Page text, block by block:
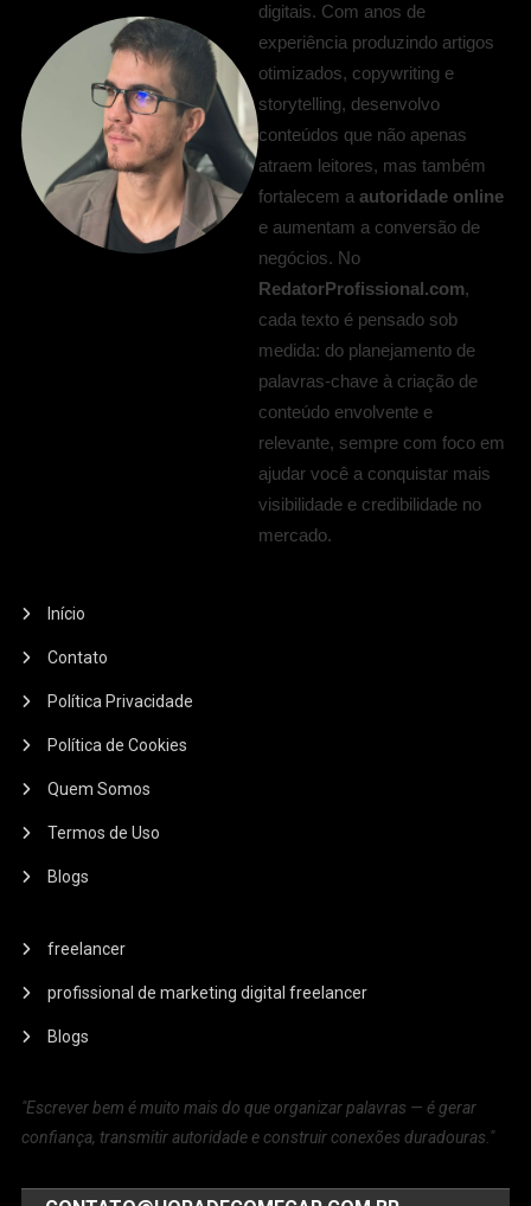
digitais. Com anos de
experiência produzindo artigos
otimizados, copywriting e
storytelling, desenvolvo
conteúdos que não apenas
atraem leitores, mas também
fortalecem aautoridade online
e aumentam a conversão de
negócios. No
RedatorProfissional.com,
cada texto é pensado sob
medida: do planejamento de
palavras-chave à criação de
conteúdo envolvente e
relevante, sempre com foco em
ajudar você a conquistar mais
visibilidade e credibilidade no
mercado.
Início
Contato
Política Privacidade
Política de Cookies
Quem Somos
Termos de Uso
Blogs
freelancer
profissional de marketing digital freelancer
Blogs
"Escrever bem é muito mais do que organizar palavras — é gerar
confiança, transmitir autoridade e construir conexões duradouras."